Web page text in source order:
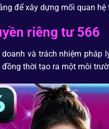
để xây dựng mối quan hệ
riêng tư 566
và trách nhiệm
thời tạo ra một môi